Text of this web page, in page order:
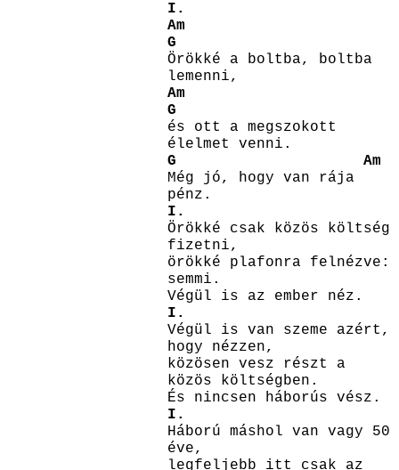
I.
Am
G
Örökké a boltba, boltba
lemenni,
Am
G
és ott a megszokott
élelmet venni.
G
Am
Még jó, hogy van rája
pénz.
I.
Örökké csak közös költség
fizetni,
örökké plafonra felnézve:
semmi.
Végül is az ember néz.
I.
Végül is van szeme azért,
hogy nézzen,
közösen vesz részt a
közös költségben.
És nincsen háborús vész.
I.
Háború máshol van vagy 50
éve,
legfeljebb itt csak az